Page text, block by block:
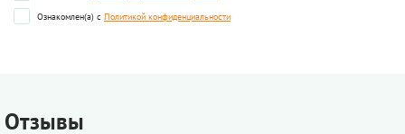
Ознакомлен(а) с Политикой конфиденциальности
Отзывы